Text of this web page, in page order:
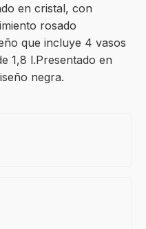
en cristal, con
rosado
que incluye 4 vasos
1,8 l.Presentado en
negra.